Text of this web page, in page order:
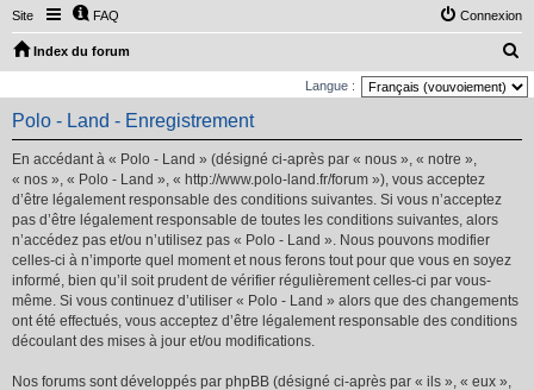
Site FAQ Connexion
Index du forum
e
Langue :
Polo - Land - Enregistrement
En accédant à « Polo - Land » (désigné ci-après par « nous », « notre »,
« nos », « Polo - Land », « http://www.polo-land.fr/forum »), vous acceptez
d’être légalement responsable des conditions suivantes. Si vous n’acceptez
pas d’être légalement responsable de toutes les conditions suivantes, alors
n’accédez pas et/ou n’utilisez pas « Polo - Land ». Nous pouvons modifier
celles-ci à n’importe quel moment et nous ferons tout pour que vous en soyez
informé, bien qu’il soit prudent de vérifier régulièrement celles-ci par vous-
même. Si vous continuez d’utiliser « Polo - Land » alors que des changements
ont été effectués, vous acceptez d’être légalement responsable des conditions
découlant des mises à jour et/ou modifications.
Nos forums sont développés par phpBB (désigné ci-après par « ils », « eux »,